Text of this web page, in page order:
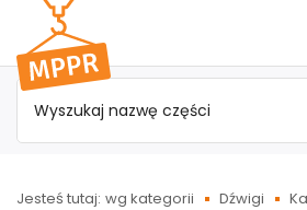
Przejdź do
menu
głównego
Jesteś tutaj: wg kategorii Dźwigi